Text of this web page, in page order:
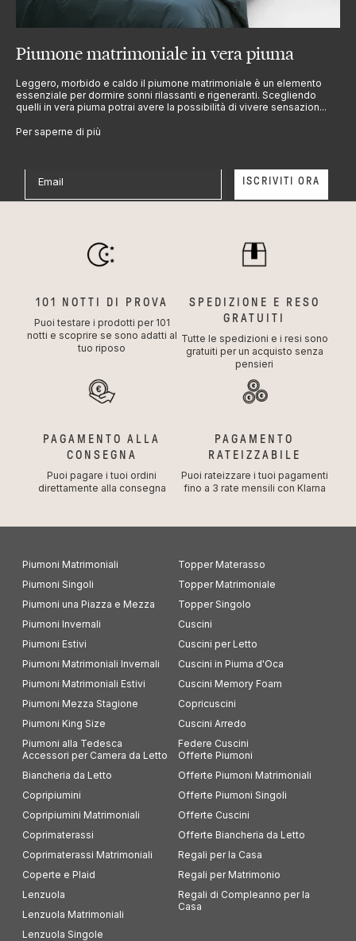
Piumone matrimoniale in vera piuma
Leggero, morbido e caldo il piumone matrimoniale è un elemento
essenziale per dormire sonni rilassanti e rigeneranti. Scegliendo
quelli in vera piuma potrai avere la possibilità di vivere sensazion...
Per saperne di più
Iscriviti alla Newsletter
Non perderti tutte le novità e promozioni in arrivo!
Iscriviti alla nostra Newsletter e ricevi subito uno sconto
del 10% sul tuo primo ordine*
Email
ISCRIVITI ORA
101 NOTTI DI PROVA
Puoi testare i prodotti per 101
notti e scoprire se sono adatti al
tuo riposo
SPEDIZIONE E RESO
GRATUITI
Tutte le spedizioni e i resi sono
gratuiti per un acquisto senza
pensieri
PAGAMENTO ALLA
CONSEGNA
Puoi pagare i tuoi ordini
direttamente alla consegna
PAGAMENTO
RATEIZZABILE
Puoi rateizzare i tuoi pagamenti
fino a 3 rate mensili con Klarna
Piumoni Matrimoniali
Piumoni Singoli
Piumoni una Piazza e Mezza
Piumoni Invernali
Piumoni Estivi
Piumoni Matrimoniali Invernali
Piumoni Matrimoniali Estivi
Piumoni Mezza Stagione
Piumoni King Size
Piumoni alla Tedesca
Topper Materasso
Topper Matrimoniale
Topper Singolo
Cuscini
Cuscini per Letto
Cuscini in Piuma d'Oca
Cuscini Memory Foam
Copricuscini
Cuscini Arredo
Federe Cuscini
Accessori per Camera da Letto
Biancheria da Letto
Copripiumini
Copripiumini Matrimoniali
Coprimaterassi
Coprimaterassi Matrimoniali
Coperte e Plaid
Lenzuola
Lenzuola Matrimoniali
Lenzuola Singole
Offerte Piumoni
Offerte Piumoni Matrimoniali
Offerte Piumoni Singoli
Offerte Cuscini
Offerte Biancheria da Letto
Regali per la Casa
Regali per Matrimonio
Regali di Compleanno per la
Casa